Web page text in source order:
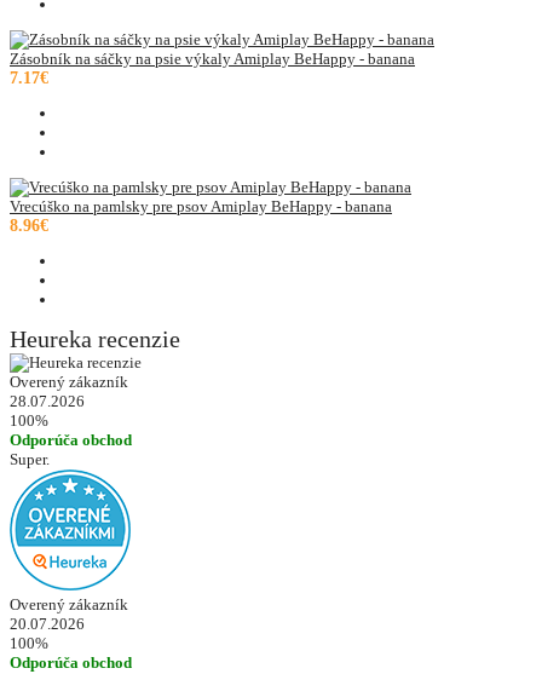
Zásobník na sáčky na psie výkaly Amiplay BeHappy - banana
7.17€
Vrecúško na pamlsky pre psov Amiplay BeHappy - banana
8.96€
Heureka recenzie
Overený zákazník
28.07.2026
100%
Odporúča obchod
Super.
Overený zákazník
20.07.2026
100%
Odporúča obchod